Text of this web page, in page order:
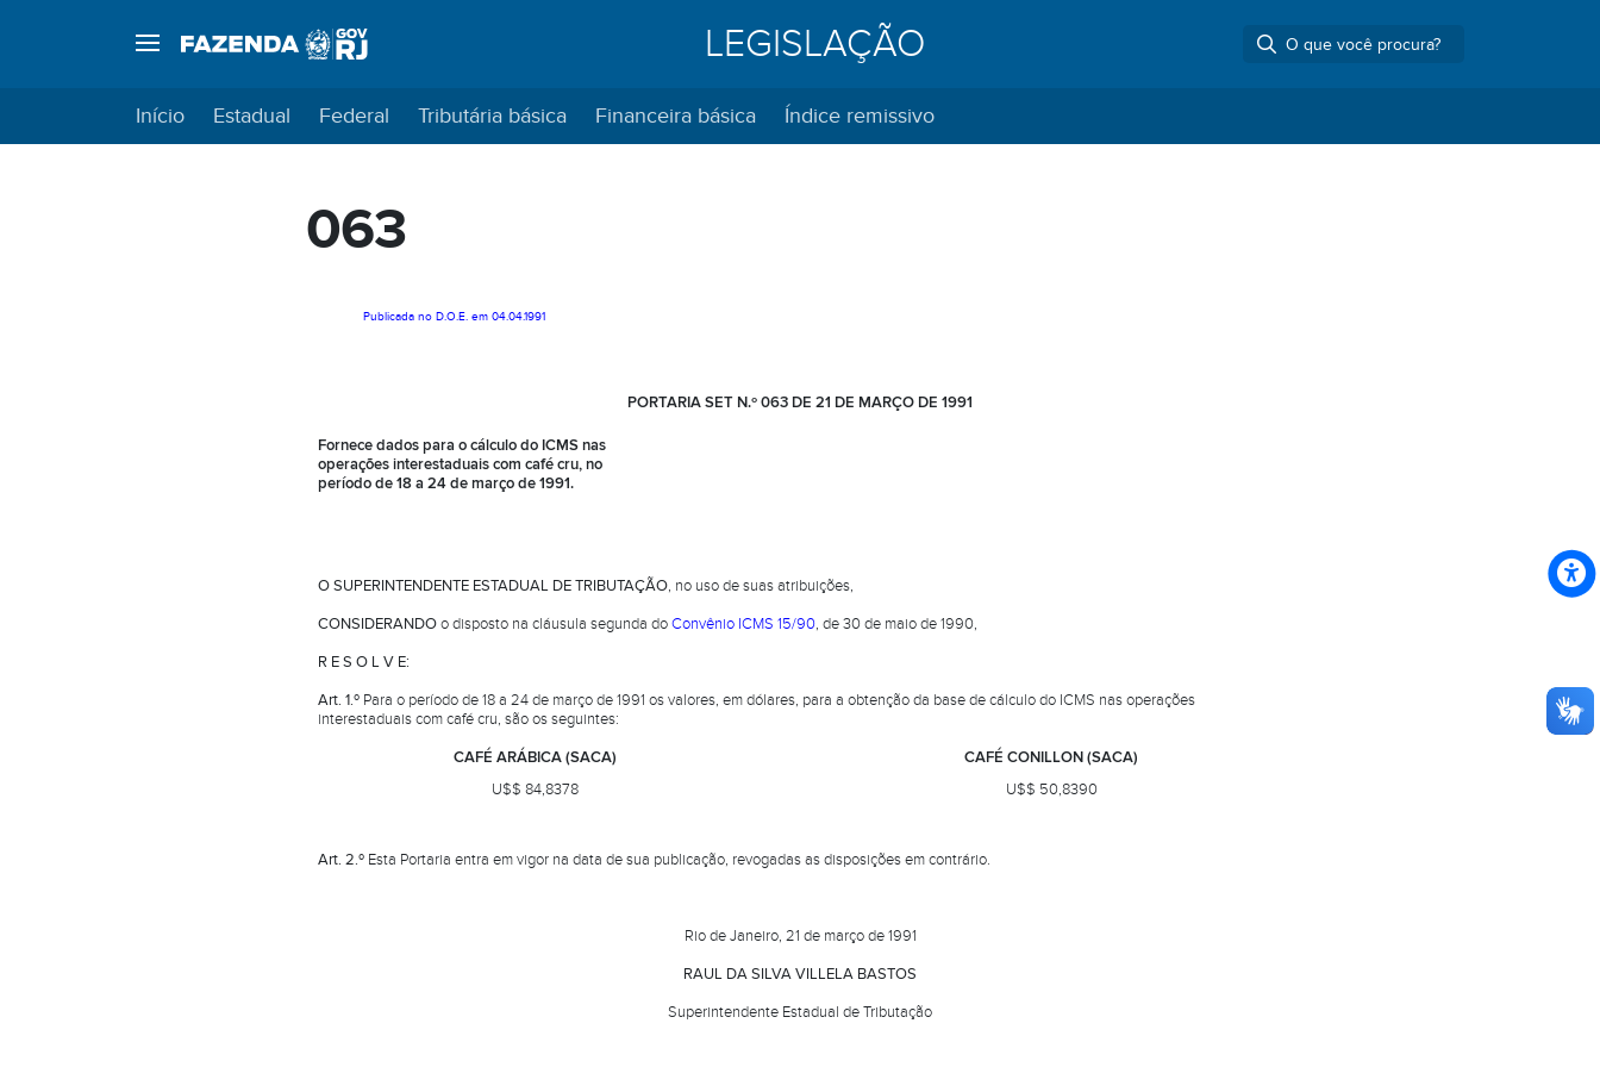
LEGISLAÇÃO
Início Estadual Federal Tributária básica Financeira básica Índice remissivo
063
Publicada no D.O.E. em 04.04.1991
PORTARIA SET N.º 063 DE 21 DE MARÇO DE 1991
Fornece dados para o cálculo do ICMS nas
operações interestaduais com café cru, no
período de 18 a 24 de março de 1991.
O SUPERINTENDENTE ESTADUAL DE TRIBUTAÇÃO, no uso de suas atribuições,
CONSIDERANDOo disposto na cláusula segunda doConvênio ICMS 15/90, de 30 de maio de 1990,
R E S O L V E:
Art. 1.ºPara o período de 18 a 24 de março de 1991 os valores, em dólares, para a obtenção da base de cálculo do ICMS nas operações
interestaduais com café cru, são os seguintes:
CAFÉ ARÁBICA (SACA)
CAFÉ CONILLON (SACA)
U$$ 84,8378
U$$ 50,8390
Art. 2.ºEsta Portaria entra em vigor na data de sua publicação, revogadas as disposições em contrário.
Rio de Janeiro, 21 de março de 1991
RAUL DA SILVA VILLELA BASTOS
Superintendente Estadual de Tributação